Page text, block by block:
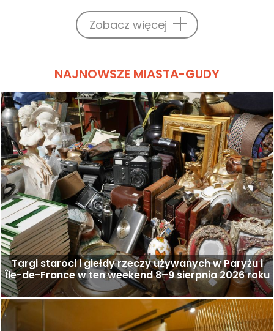
Zobacz więcej
NAJNOWSZE MIASTA-GUDY
Targi staroci i giełdy rzeczy używanych w Paryżu i
Île-de-France w ten weekend 8–9 sierpnia 2026 roku